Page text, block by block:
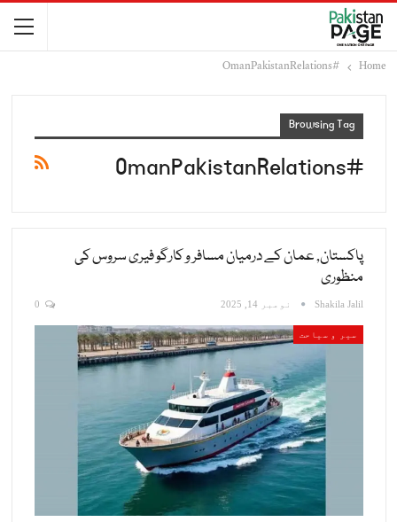
Home
#OmanPakistanRelations
Browsing Tag
#OmanPakistanRelations
پاکستان, عمان کے درمیان مسافر و کارگو فیری سروس کی
منظوری
Shakila Jalil نومبر 14, 2025
سیر و سیاحت